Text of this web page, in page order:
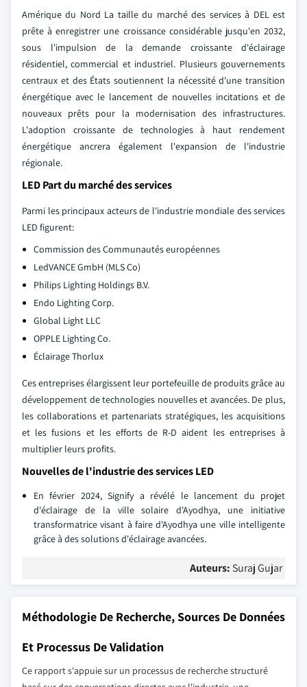
Amérique du Nord La taille du marché des services à DEL est
prête à enregistrer une croissance considérable jusqu'en 2032,
sous l'impulsion de la demande croissante d'éclairage
résidentiel, commercial et industriel. Plusieurs gouvernements
centraux et des États soutiennent la nécessité d'une transition
énergétique avec le lancement de nouvelles incitations et de
nouveaux prêts pour la modernisation des infrastructures.
L'adoption croissante de technologies à haut rendement
énergétique ancrera également l'expansion de l'industrie
régionale.
LED Part du marché des services
Parmi les principaux acteurs de l'industrie mondiale des services
LED figurent:
Commission des Communautés européennes
LedVANCE GmbH (MLS Co)
Philips Lighting Holdings B.V.
Endo Lighting Corp.
Global Light LLC
OPPLE Lighting Co.
Éclairage Thorlux
Ces entreprises élargissent leur portefeuille de produits grâce au
développement de technologies nouvelles et avancées. De plus,
les collaborations et partenariats stratégiques, les acquisitions
et les fusions et les efforts de R-D aident les entreprises à
multiplier leurs profits.
Nouvelles de l'industrie des services LED
En février 2024, Signify a révélé le lancement du projet
d'éclairage de la ville solaire d'Ayodhya, une initiative
transformatrice visant à faire d'Ayodhya une ville intelligente
grâce à des solutions d'éclairage avancées.
Auteurs: Suraj Gujar
Méthodologie De Recherche, Sources De Données
Et Processus De Validation
Ce rapport s'appuie sur un processus de recherche structuré